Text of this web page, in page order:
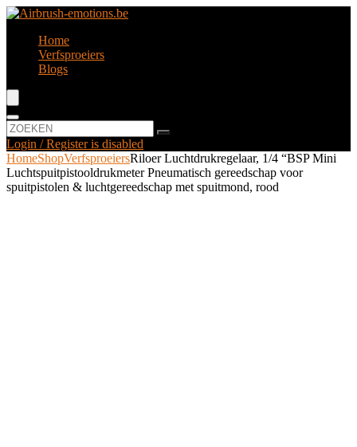
Home
Verfsproeiers
Blogs
Login / Register is disabled
HomeShopVerfsproeiersRiloer Luchtdrukregelaar, 1/4 “BSP Mini
Luchtspuitpistooldrukmeter Pneumatisch gereedschap voor
spuitpistolen & luchtgereedschap met spuitmond, rood